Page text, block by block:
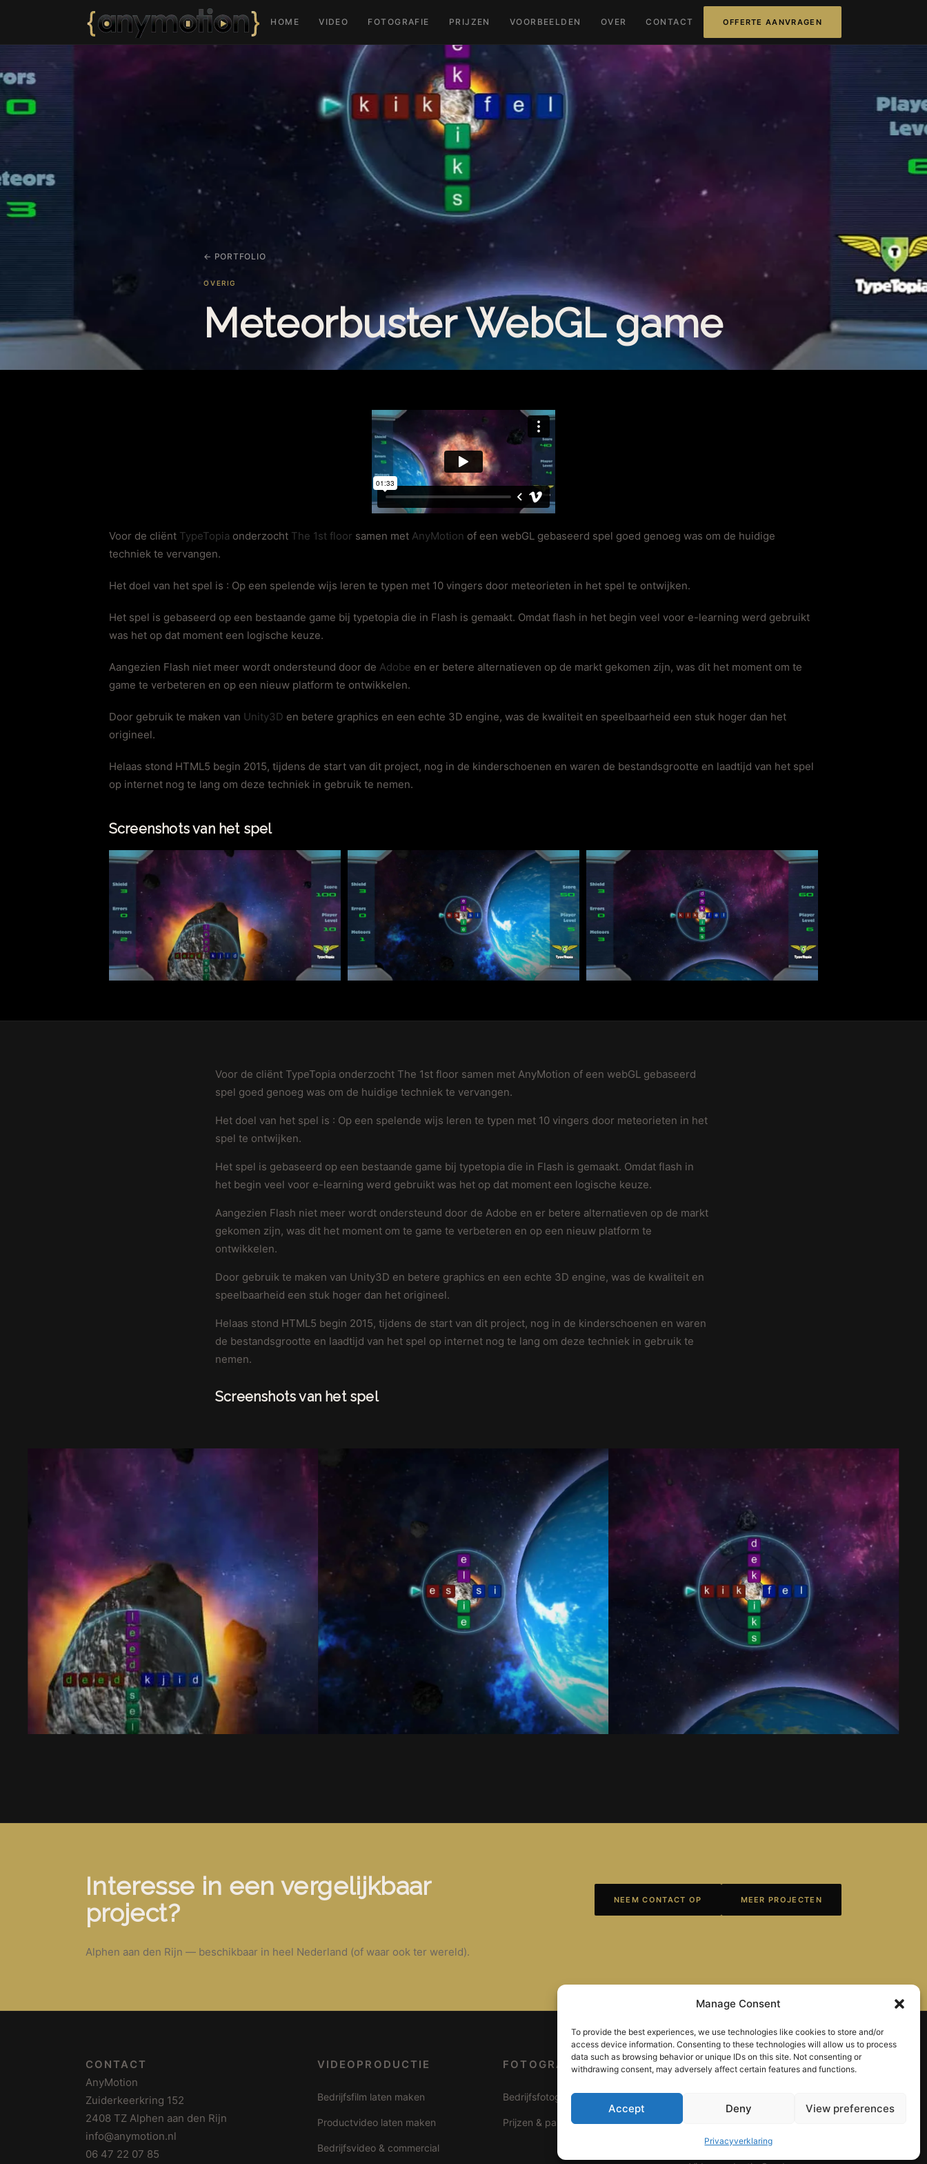
Manage Consent
To provide the best experiences, we use technologies like cookies to store and/or
access device information. Consenting to these technologies will allow us to process
data such as browsing behavior or unique IDs on this site. Not consenting or
withdrawing consent, may adversely affect certain features and functions.
Accept Deny View preferences
Privacyverklaring
HOME VIDEO FOTOGRAFIE PRIJZEN VOORBEELDEN OVER CONTACT OFFERTE AANVRAGEN
← PORTFOLIO
OVERIG
Meteorbuster WebGL game
Voor de cliënt TypeTopia onderzocht The 1st floor samen met AnyMotion of een webGL gebaseerd spel goed genoeg was om de huidige
techniek te vervangen.
Het doel van het spel is : Op een spelende wijs leren te typen met 10 vingers door meteorieten in het spel te ontwijken.
Het spel is gebaseerd op een bestaande game bij typetopia die in Flash is gemaakt. Omdat flash in het begin veel voor e-learning werd gebruikt
was het op dat moment een logische keuze.
Aangezien Flash niet meer wordt ondersteund door de Adobe en er betere alternatieven op de markt gekomen zijn, was dit het moment om te
game te verbeteren en op een nieuw platform te ontwikkelen.
Door gebruik te maken van Unity3D en betere graphics en een echte 3D engine, was de kwaliteit en speelbaarheid een stuk hoger dan het
origineel.
Helaas stond HTML5 begin 2015, tijdens de start van dit project, nog in de kinderschoenen en waren de bestandsgrootte en laadtijd van het spel
op internet nog te lang om deze techniek in gebruik te nemen.
Screenshots van het spel
Voor de cliënt TypeTopia onderzocht The 1st floor samen met AnyMotion of een webGL gebaseerd
spel goed genoeg was om de huidige techniek te vervangen.
Het doel van het spel is : Op een spelende wijs leren te typen met 10 vingers door meteorieten in het
spel te ontwijken.
Het spel is gebaseerd op een bestaande game bij typetopia die in Flash is gemaakt. Omdat flash in
het begin veel voor e-learning werd gebruikt was het op dat moment een logische keuze.
Aangezien Flash niet meer wordt ondersteund door de Adobe en er betere alternatieven op de markt
gekomen zijn, was dit het moment om te game te verbeteren en op een nieuw platform te
ontwikkelen.
Door gebruik te maken van Unity3D en betere graphics en een echte 3D engine, was de kwaliteit en
speelbaarheid een stuk hoger dan het origineel.
Helaas stond HTML5 begin 2015, tijdens de start van dit project, nog in de kinderschoenen en waren
de bestandsgrootte en laadtijd van het spel op internet nog te lang om deze techniek in gebruik te
nemen.
Screenshots van het spel
Interesse in een vergelijkbaar
project?
NEEM CONTACT OP MEER PROJECTEN
Alphen aan den Rijn — beschikbaar in heel Nederland (of waar ook ter wereld).
CONTACT
AnyMotion
Zuiderkeerkring 152
2408 TZ Alphen aan den Rijn
info@anymotion.nl
06 47 22 07 85
VIDEOPRODUCTIE
Bedrijfsfilm laten maken
Productvideo laten maken
Bedrijfsvideo & commercial
FOTOGRAFIE
Bedrijfsfotografie
Prijzen & pakketten
WERKGEBIED
Videoproductie Leiden